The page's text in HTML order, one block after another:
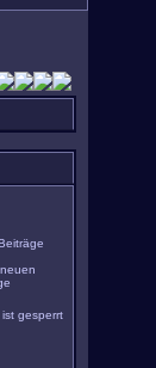
ist gesperrt